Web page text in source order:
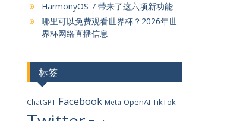
HarmonyOS 7 带来了这六项新功能
哪里可以免费观看世界杯？2026年世
界杯网络直播信息
标签
ChatGPT Facebook Meta OpenAI TikTok